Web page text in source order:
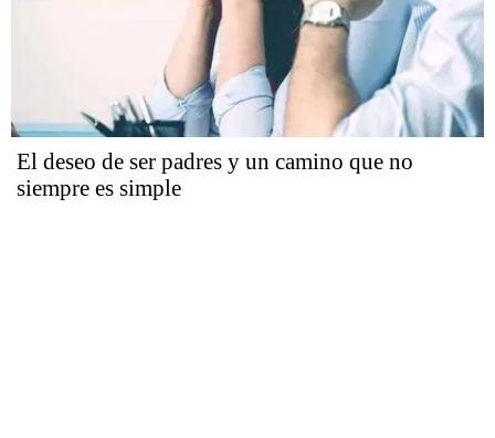
El deseo de ser padres y un camino que no
siempre es simple